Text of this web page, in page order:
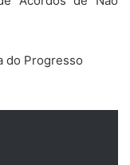
do Progresso